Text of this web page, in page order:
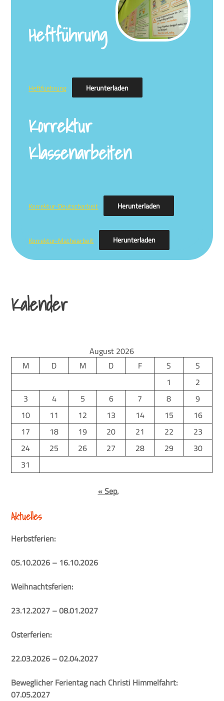
Heftführung
Heftfuehrung Herunterladen
Korrektur
Klassenarbeiten
Korrektur-Deutscharbeit Herunterladen
Korrektur-Mathearbeit Herunterladen
Kalender
August 2026
M
D M D F S
S
1
2
3
4 5 6 7 8
9
10
11 12 13 14 15
16
17
18 19 20 21 22
23
24
25 26 27 28 29
30
31
« Sep.
Aktuelles
Herbstferien:
05.10.2026 – 16.10.2026
Weihnachtsferien:
23.12.2027 – 08.01.2027
Osterferien:
22.03.2026 – 02.04.2027
Beweglicher Ferientag nach Christi Himmelfahrt:
07.05.2027